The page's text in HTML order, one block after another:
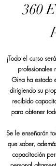
360
¡Todo el curso
profesionales
Gina ha estado
dirigiendo su
recibido
para obtener
Se le enseñarán
que saber,
capacitación